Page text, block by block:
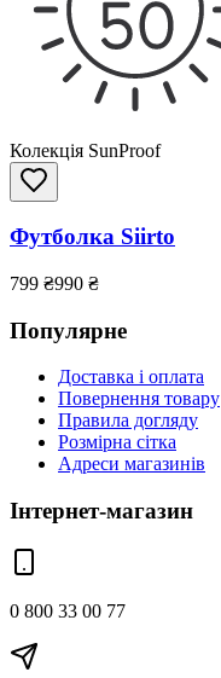
Колекція SunProof
Футболка Siirto
799 ₴990 ₴
Популярне
Доставка і оплата
Повернення товару
Правила догляду
Розмірна сітка
Адреси магазинів
Інтернет-магазин
0 800 33 00 77